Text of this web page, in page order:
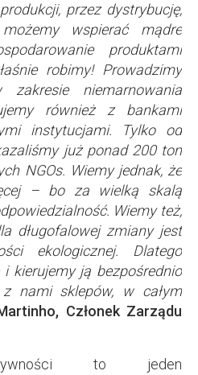
przez dystrybucję,
wspierać mądre
produktami
robimy! Prowadzimy
niemarnowania
również z bankami
instytucjami. Tylko od
już ponad 200 ton
NGOs. Wiemy jednak, że
– bo za wielką skalą
Wiemy też,
długofalowej zmiany jest
ekologicznej. Dlatego
kierujemy ją bezpośrednio
z nami sklepów, w całym
Członek Zarządu
żywności to jeden